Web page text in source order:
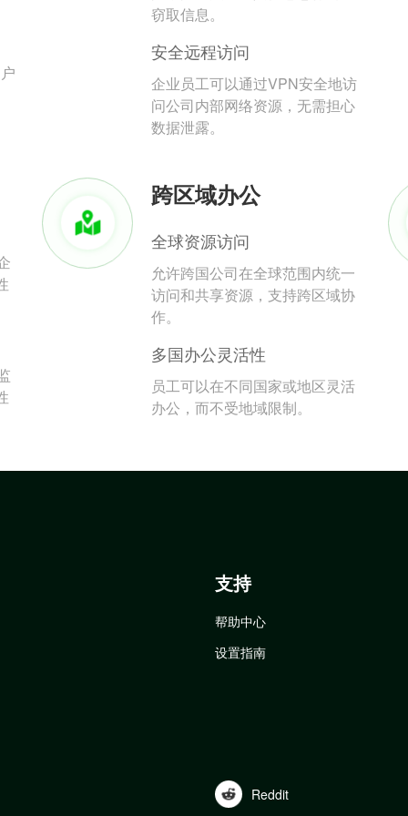
窃取信息。
安全远程访问
企业员工可以通过VPN安全地访
问公司内部网络资源，无需担心
数据泄露。
跨区域办公
全球资源访问
允许跨国公司在全球范围内统一
访问和共享资源，支持跨区域协
作。
多国办公灵活性
员工可以在不同国家或地区灵活
办公，而不受地域限制。
支持
帮助中心
设置指南
Reddit